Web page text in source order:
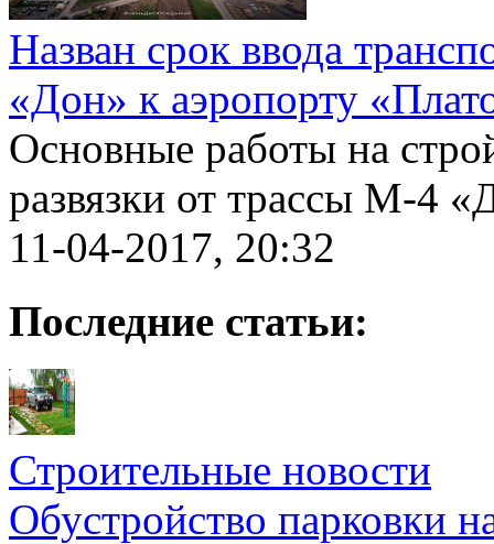
Назван срок ввода
«Дон» к аэропорту
Основные работы на
развязки от трассы М-4
11-04-2017, 20:32
Последние статьи:
Строительные новости
Обустройство парковки